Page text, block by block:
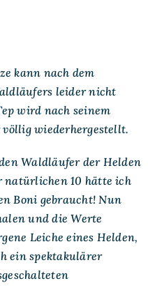
kann nach dem
leider nicht
wird nach seinem
wiederhergestellt.
Waldläufer der Helden
natürlichen 10 hätte ich
Boni gebraucht! Nun
und die Werte
Leiche eines Helden,
ein spektakulärer